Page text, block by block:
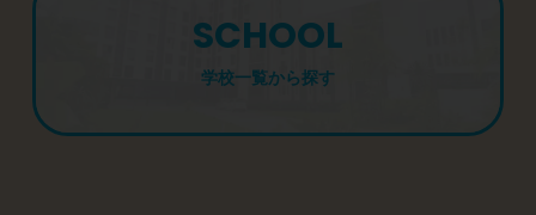
SCHOOL
学校一覧から探す